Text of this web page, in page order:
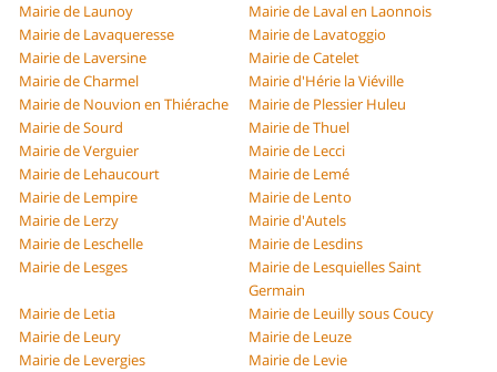
Mairie de Launoy
Mairie de Laval en Laonnois
Mairie de Lavaqueresse
Mairie de Lavatoggio
Mairie de Laversine
Mairie de Catelet
Mairie de Charmel
Mairie d'Hérie la Viéville
Mairie de Nouvion en Thiérache
Mairie de Plessier Huleu
Mairie de Sourd
Mairie de Thuel
Mairie de Verguier
Mairie de Lecci
Mairie de Lehaucourt
Mairie de Lemé
Mairie de Lempire
Mairie de Lento
Mairie de Lerzy
Mairie d'Autels
Mairie de Leschelle
Mairie de Lesdins
Mairie de Lesges
Mairie de Lesquielles Saint
Germain
Mairie de Letia
Mairie de Leuilly sous Coucy
Mairie de Leury
Mairie de Leuze
Mairie de Levergies
Mairie de Levie